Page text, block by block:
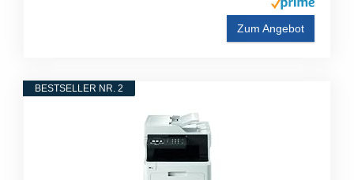
Zum Angebot
BESTSELLER NR. 2